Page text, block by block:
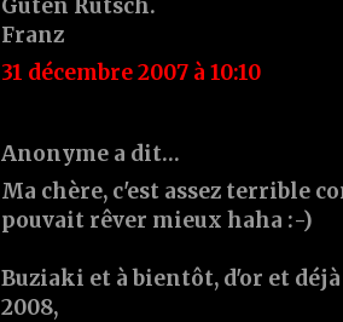
Guten Rutsch.
Franz
31 décembre 2007 à 10:10
Anonyme a dit…
Ma chère, c'est assez terrible
pouvait rêver mieux haha :-)
Buziaki et à bientôt, d'or et
2008,